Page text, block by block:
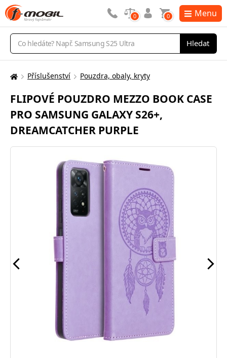
Vyhledávání
Hledat
0 0 Menu
Zde
nacházíte:
Příslušenství Pouzdra, obaly, kryty
FLIPOVÉ POUZDRO MEZZO BOOK CASE
PRO SAMSUNG GALAXY S26+,
DREAMCATCHER PURPLE